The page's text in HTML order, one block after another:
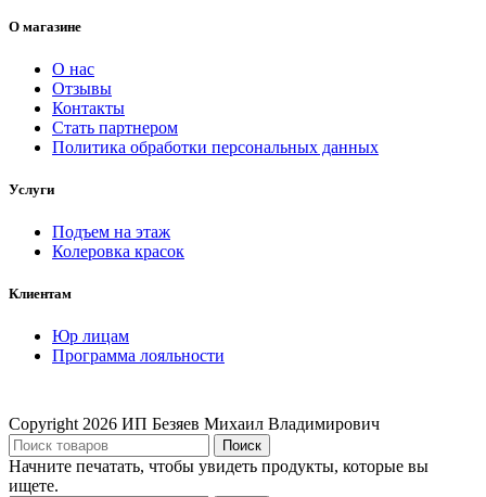
О магазине
О нас
Отзывы
Контакты
Стать партнером
Политика обработки персональных данных
Услуги
Подъем на этаж
Колеровка красок
Клиентам
Юр лицам
Программа лояльности
Copyright 2026 ИП Безяев Михаил Владимирович
Поиск
Начните печатать, чтобы увидеть продукты, которые вы
ищете.